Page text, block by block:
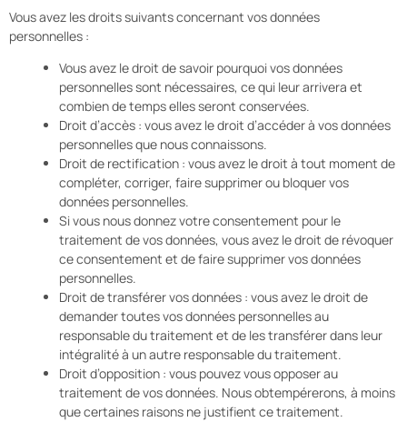
Vous avez les droits suivants concernant vos données
personnelles :
Vous avez le droit de savoir pourquoi vos données
personnelles sont nécessaires, ce qui leur arrivera et
combien de temps elles seront conservées.
Droit d’accès : vous avez le droit d’accéder à vos données
personnelles que nous connaissons.
Droit de rectification : vous avez le droit à tout moment de
compléter, corriger, faire supprimer ou bloquer vos
données personnelles.
Si vous nous donnez votre consentement pour le
traitement de vos données, vous avez le droit de révoquer
ce consentement et de faire supprimer vos données
personnelles.
Droit de transférer vos données : vous avez le droit de
demander toutes vos données personnelles au
responsable du traitement et de les transférer dans leur
intégralité à un autre responsable du traitement.
Droit d’opposition : vous pouvez vous opposer au
traitement de vos données. Nous obtempérerons, à moins
que certaines raisons ne justifient ce traitement.